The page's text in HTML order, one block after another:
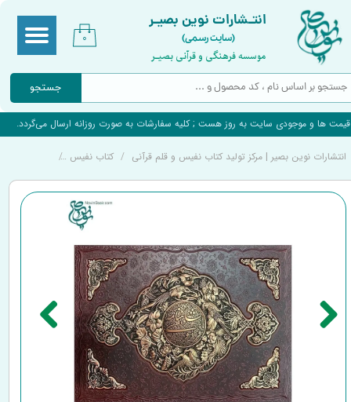
جستجو
۰
انتـشارات نوین بصیـر
موسسه فرهنگی و قرآنی بصیـر
(سایت رسمی)
قیمت ها و موجودی سایت به روز هست ; کلیه سفارشات به صورت روزانه ارسال می‌گردد.
انتشارات نوین بصیر | مرکز تولید کتاب نفیس و قلم قرآنی کتاب نفیس